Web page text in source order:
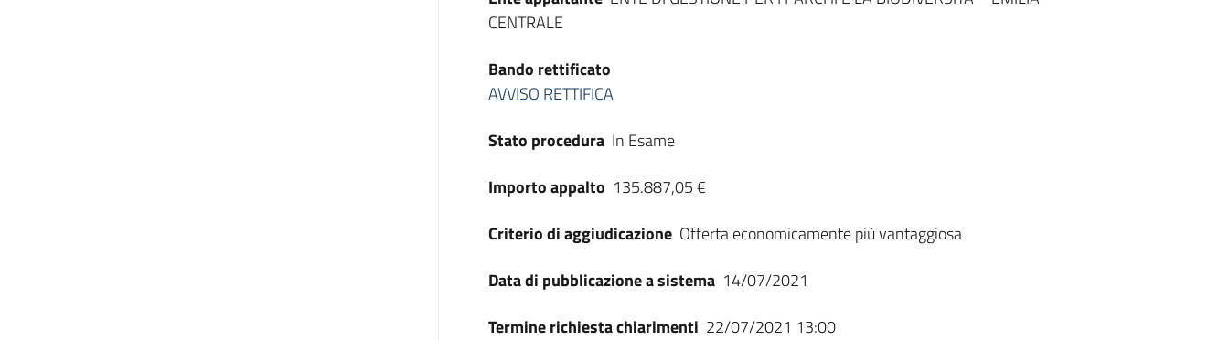
CENTRALE
Bando rettificato
AVVISO RETTIFICA
Stato procedura In Esame
Importo appalto 135.887,05 €
Criterio di aggiudicazione Offerta economicamente più vantaggiosa
Data di pubblicazione a sistema 14/07/2021
Termine richiesta chiarimenti 22/07/2021 13:00